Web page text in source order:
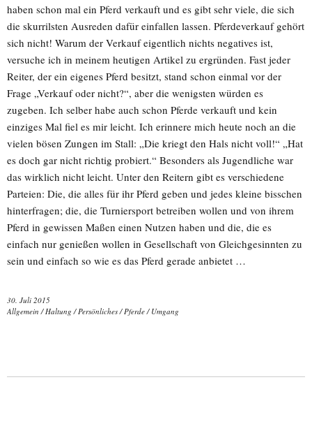
haben schon mal ein Pferd verkauft und es gibt sehr viele, die sich
die skurrilsten Ausreden dafür einfallen lassen. Pferdeverkauf gehört
sich nicht! Warum der Verkauf eigentlich nichts negatives ist,
versuche ich in meinem heutigen Artikel zu ergründen. Fast jeder
Reiter, der ein eigenes Pferd besitzt, stand schon einmal vor der
Frage „Verkauf oder nicht?“, aber die wenigsten würden es
zugeben. Ich selber habe auch schon Pferde verkauft und kein
einziges Mal fiel es mir leicht. Ich erinnere mich heute noch an die
vielen bösen Zungen im Stall: „Die kriegt den Hals nicht voll!“ „Hat
es doch gar nicht richtig probiert.“ Besonders als Jugendliche war
das wirklich nicht leicht. Unter den Reitern gibt es verschiedene
Parteien: Die, die alles für ihr Pferd geben und jedes kleine bisschen
hinterfragen; die, die Turniersport betreiben wollen und von ihrem
Pferd in gewissen Maßen einen Nutzen haben und die, die es
einfach nur genießen wollen in Gesellschaft von Gleichgesinnten zu
sein und einfach so wie es das Pferd gerade anbietet …
30. Juli 2015
Allgemein / Haltung / Persönliches / Pferde / Umgang